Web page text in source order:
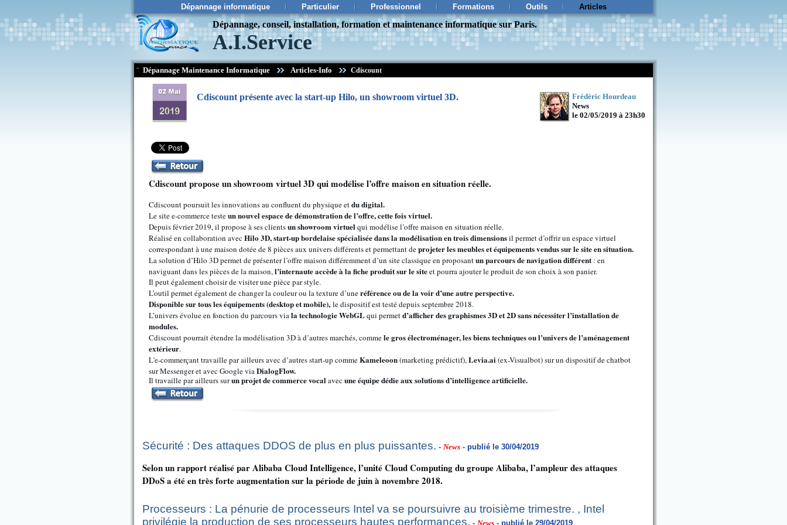
Dépannage informatique Particulier Professionnel Formations Outils Articles
Dépannage, conseil, installation, formation et maintenance informatique sur Paris.
A.I.Service
¨ Dépannage Maintenance Informatique Articles-Info Cdiscount
Cdiscount présente avec la start-up Hilo, un showroom virtuel 3D.
Frédéric Hourdeau
News
le 02/05/2019 à 23h30
Cdiscount propose un showroom virtuel 3D qui modélise l’offre maison en situation réelle.
Cdiscount poursuit les innovations au confluent du physique etdu digital.
Le site e-commerce testeun nouvel espace de démonstration de l’offre, cette fois virtuel.
Depuis février 2019, il propose à ses clientsun showroom virtuelqui modélise l’offre maison en situation réelle.
Réalisé en collaboration avec Hilo 3D, start-up bordelaise spécialisée dans la modélisation en trois dimensionsil permet d’offrir un espace virtuel
correspondant à une maison dotée de 8 pièces aux univers différents et permettant deprojeter les meubles et équipements vendus sur le site en situation.
La solution d’Hilo 3D permet de présenter l’offre maison différemment d’un site classique en proposantun parcours de navigation différent : en
naviguant dans les pièces de la maison,l’internaute accède à la fiche produit sur le siteet pourra ajouter le produit de son choix à son panier.
Il peut également choisir de visiter une pièce par style.
L’outil permet également de changer la couleur ou la texture d’uneréférence ou de la voir d’une autre perspective.
Disponible sur tous les équipements (desktop et mobile), le dispositif est testé depuis septembre 2018.
L’univers évolue en fonction du parcours viala technologie WebGLqui permetd’afficher des graphismes 3D et 2D sans nécessiter l’installation de
modules.
Cdiscount pourrait étendre la modélisation 3D à d’autres marchés, commele gros électroménager, les biens techniques ou l’univers de l’aménagement
extérieur.
L'e-commerçant travaille par ailleurs avec d’autres start-up commeKameleoon(marketing prédictif),Levia.ai(ex-Visualbot) sur un dispositif de chatbot
sur Messenger et avec Google viaDialogFlow.
Il travaille par ailleurs surun projet de commerce vocalavec une équipe dédie aux solutions d’intelligence artificielle.
Sécurité : Des attaques DDOS de plus en plus puissantes. - News - publié le 30/04/2019
Selon un rapport réalisé par Alibaba Cloud Intelligence, l’unité Cloud Computing du groupe Alibaba, l’ampleur des attaques
DDoS a été en très forte augmentation sur la période de juin à novembre 2018.
Processeurs : La pénurie de processeurs Intel va se poursuivre au troisième trimestre. , Intel
privilégie la production de ses processeurs hautes performances. - News - publié le 29/04/2019